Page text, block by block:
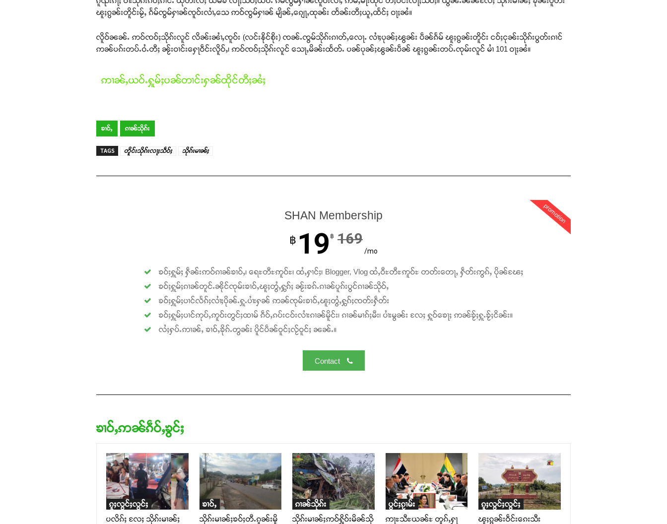
ၽူႈၵွၼ်းတိူင်းမႂ်ႇ ၵႅမ်ၸွမ်ႁၢၼ်ၸူဝ်းလၢႆႇသေ ဢဝ်ၸွမ်ႁၢၼ် မျိၼ်ႇၵျေႃႇထုၼ်း တႅၼ်းတီႈယူႇထႅင်ႈ ဝႃႈၼႆ။
လိူဝ်ၼၼ်ႉ ဢဝ်ၸဝ်ႈသိုၵ်းလူင် လိၼ်းၼၢႆႇၸူဝ်း (လင်းနိုင်စိုး) ၸၼ်ႉၸွမ်သိုၵ်းၵၢတ်ႇလေႃႉ လၢႆႈပုၼ်ႈၽွၼ်း ပဵၼ်ၵႅမ် ၽူႈၵွၼ်းတိူင်း ငဝ်ႈငုၼ်းသိုၵ်းပွတ်းၵၢင်
ဢၼ်ပၵ်းတပ်ႉဝႆႉတီႈ ၼႂ်းဝၢင်းႁေႃဝဵင်းလိူဝ်ႇ၊ ဢဝ်ၸဝ်ႈသိုၵ်းလူင် သေႃႇမိၼ်းထႅတ်ႉ ပၼ်ပုၼ်ႈၽွၼ်းပဵၼ် ၽူႈၵွၼ်းတပ်ႉၸုမ်းလူင် မၢႆ 101 ဝႃႈၼႆ။
ဢၢၼ်ႇယဝ်ႉႁူမ်ႈပၼ်တၢင်းႁၼ်ထိုင်တီႈၼႆႈ
ၶၢဝ်ႇ ၵၢၼ်သိုၵ်း
TAGS တိူင်းသိုၵ်းလႃႈသဵဝ်ႈ သိုၵ်းမၢၼ်ႈ
promotion
SHAN Membership
฿ 19 ฿ 169
/mo
ၶဝ်ႈႁူမ်ႈ ႁဵၼ်းဢဝ်ၵၢၼ်ၶၢဝ်ႇ၊ ရေႊတီႊဢူဝ်ႊ၊ ထႆႇႁၢင်ႈ၊ Blogger, Vlog ထႆႇဝီႊတီႊဢူဝ်ႊ တတ်းတေႃႇ ႁဵတ်းဢွၵ်ႇ ပိုၼ်ၽႄႈ
ၶဝ်ႈႁူမ်ႈၵၢၼ်တူင်ႉၼိုင်ၸုမ်းၶၢဝ်ႇၽူႈတွႆႇႁွၵ်ႈ ၼႂ်းၶၵ်ႉၵၢၼ်ပူၵ်းပွင်ၵၢၼ်သိုဝ်ႇ
ၶဝ်ႈႁူမ်ႈပၢင်လႅၵ်ႈလၢႆႈပိုၼ်ႉႁူႉပၢႆးႁၼ် ဢၼ်ၸုမ်းၶၢဝ်ႇၽူႈတွႆႇႁွၵ်ႈၸတ်းႁဵတ်း
ၶဝ်ႈႁူမ်ႈပၢင်ဢုပ်ႇဢူဝ်းတွင်ႈထၢမ် ၵဵဝ်ႇၵပ်းငဝ်းလၢႆးၵၢၼ်မိူင်း၊ ၵၢၼ်မၢၵ်ႈမီး၊ ပၢႆးမွၼ်း လႄႈ ႁူဝ်ၶေႃႈ ဢၼ်ၶႂ်ႈႁူႉၶႂ်ႈငိၼ်း။
လႆႈႁပ်ႉဢၢၼ်ႇ ၶၢဝ်ႇၶိုၵ်ႉတွၼ်း ပိူင်ပဵၼ်ဝူင်ႈလႂ်ဝူင်ႈ ၼၼ်ႉ။
Contact
ၶၢဝ်ႇဢၼ်ၵဵဝ်ႇၶွင်ႈ
ၵူႈလွင်ႈလွင်ႈ
ပလိၵ်ႈ လႄႈ သိုၵ်းမၢၼ်ႈ
ၶၢဝ်ႇ
သိုၵ်းမၢၼ်ႈၶဝ်ႈတီႉၵူၼ်းမိူ
ၵၢၼ်သိုၵ်း
သိုၵ်းမၢၼ်ႈဢဝ်ႁိူဝ်းမိၼ်သို
ပွင်ႈၵႂၢမ်း
ဢႃႊသီႊယၼ်ႊ တူၵ်ႇႁႃ
ၵူႈလွင်ႈလွင်ႈ
ၽူႈၵွၼ်းဝဵင်းၵေးသီး